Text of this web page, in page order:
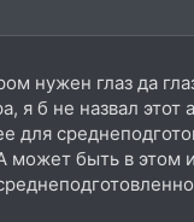
нужен глаз да
я б не назвал этот
для
может быть в этом